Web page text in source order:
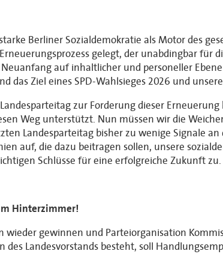
Berliner Sozialdemokratie als Motor des
gelegt, der unabdingbar für
auf inhaltlicher und personeller
das Ziel eines SPD-Wahlsieges 2026 und
zur Forderung dieser
Weg unterstützt. Nun müssen wir die
Landesparteitag bisher zu wenige Signale
auf, die dazu beitragen sollen, unsere
Schlüsse für eine erfolgreiche Zukunft zu.
Hinterzimmer!
wieder gewinnen und Parteiorganisation
Landesvorstands besteht, soll